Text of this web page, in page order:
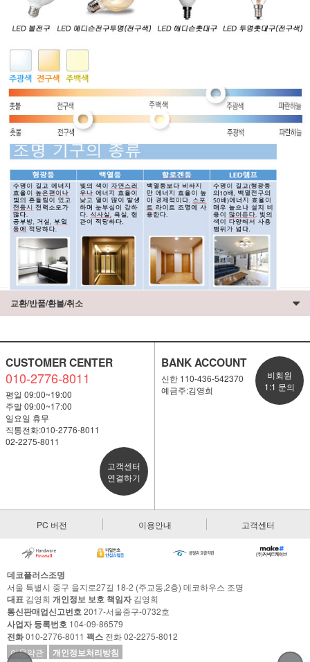
교환/반품/환불/취소
CUSTOMER CENTER
010-2776-8011
평일 09:00~19:00
주말 09:00~17:00
일요일 휴무
직통전화:010-2776-8011
02-2275-8011
고객센터
연결하기
BANK ACCOUNT
신한 110-436-542370
예금주:김영희
비회원
1:1 문의
PC 버전 이용안내 고객센터
데코플러스조명
서울 특별시 중구 을지로27길 18-2 (주교동,2층) 데코하우스 조명
대표 김영희 개인정보 보호 책임자김영희
통신판매업신고번호2017-서울중구-0732호
사업자 등록번호 104-09-86579
전화010-2776-8011 팩스 전화 02-2275-8012
이용약관
개인정보처리방침